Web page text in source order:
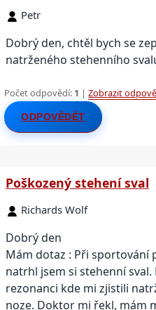
Petr
Dobrý den, chtěl bych se
natrženého stehenního
Počet odpovědí: 1 |Zobrazit
ODPOVĚDĚT
Poškozený stehení sval
Richards Wolf
Dobrý den
Mám dotaz : Při sportování
natrhl jsem si stehenní
rezonanci kde mi zjistili
noze. Doktor mi řekl, mám